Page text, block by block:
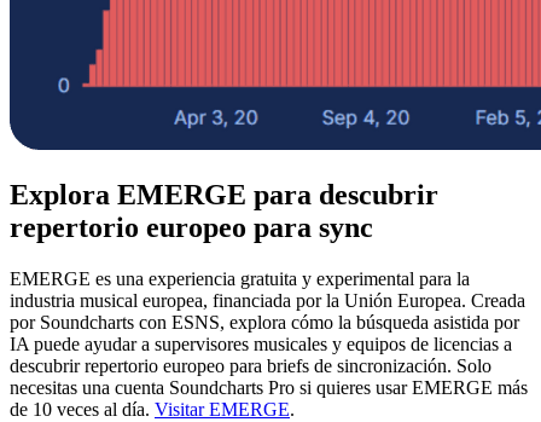
Explora EMERGE para descubrir
repertorio europeo para sync
EMERGE es una experiencia gratuita y experimental para la
industria musical europea, financiada por la Unión Europea. Creada
por Soundcharts con ESNS, explora cómo la búsqueda asistida por
IA puede ayudar a supervisores musicales y equipos de licencias a
descubrir repertorio europeo para briefs de sincronización. Solo
necesitas una cuenta Soundcharts Pro si quieres usar EMERGE más
de 10 veces al día. Visitar EMERGE.